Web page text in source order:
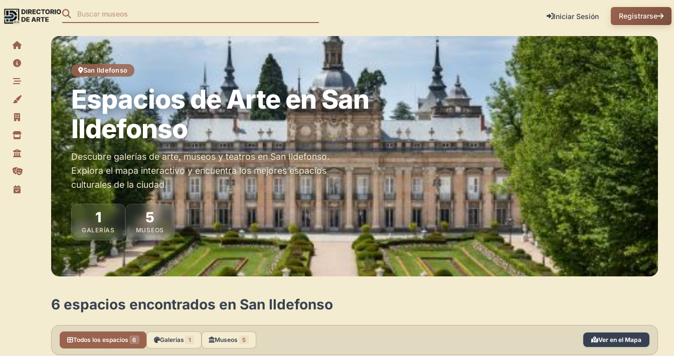
Buscar museos Iniciar Sesión Registrarse
San Ildefonso
Espacios de Arte en San
Ildefonso
Descubre galerías de arte, museos y teatros en San Ildefonso.
Explora el mapa interactivo y encuentra los mejores espacios
culturales de la ciudad.
1
GALERÍAS
5
MUSEOS
Espacios de Arte en San Ildefonso
Espacios en la zona
6 espacios encontrados en San Ildefonso
Todos los espacios 6 Galerías 1 Museos 5 Ver en el Mapa